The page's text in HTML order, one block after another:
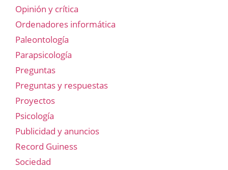
Opinión y crítica
Ordenadores informática
Paleontología
Parapsicología
Preguntas
Preguntas y respuestas
Proyectos
Psicología
Publicidad y anuncios
Record Guiness
Sociedad